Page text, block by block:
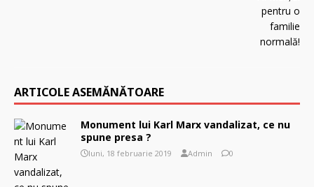
ARTICOLE ASEMĂNĂTOARE
Monument lui Karl Marx vandalizat, ce nu
spune presa ?
luni, 18 februarie 2019 Admin 0